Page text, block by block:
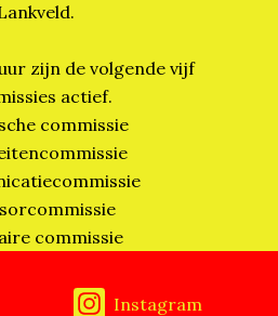
zijn de volgende vijf
actief.
commissie
commissie
Instagram